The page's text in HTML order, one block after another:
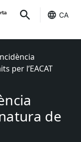
CA
per l’EACAT
de